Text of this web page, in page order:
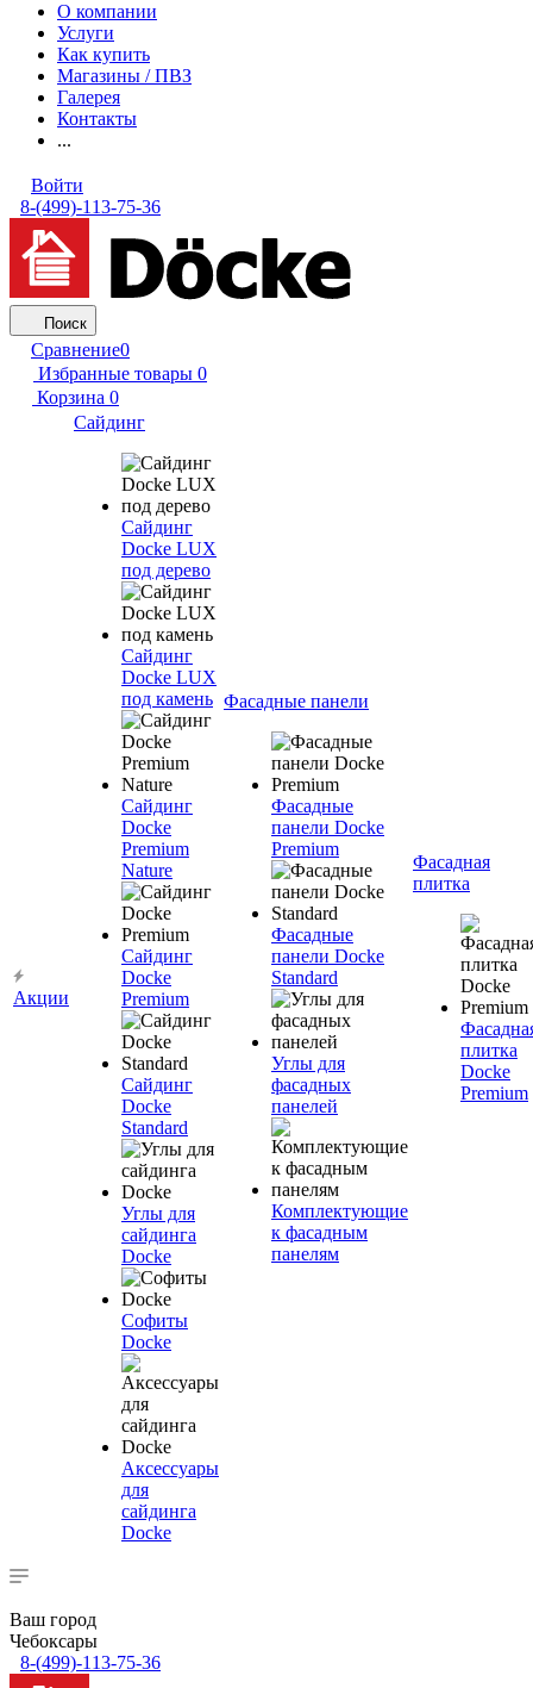
О компании
Услуги
Как купить
Магазины / ПВЗ
Галерея
Контакты
...
Войти
8-(499)-113-75-36
Поиск
Сравнение0
Избранные товары 0
Корзина 0
Акции
Сайдинг
Сайдинг
Docke LUX
под дерево
Сайдинг
Docke LUX
под камень
Сайдинг
Docke
Premium
Nature
Сайдинг
Docke
Premium
Сайдинг
Docke
Standard
Углы для
сайдинга
Docke
Софиты
Docke
Аксессуары
для
сайдинга
Docke
Фасадные панели
Фасадные
панели Docke
Premium
Фасадные
панели Docke
Standard
Углы для
фасадных
панелей
Комплектующие
к фасадным
панелям
Фасадная
плитка
плитка
Docke
Premium
Ваш город
Чебоксары
8-(499)-113-75-36